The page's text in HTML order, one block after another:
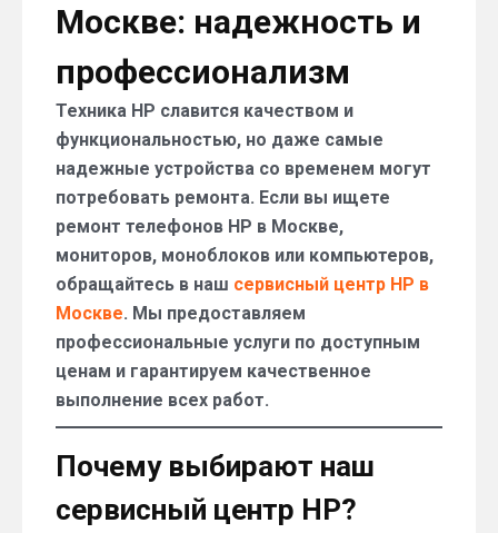
Москве: надежность и
профессионализм ️️
Техника HP славится качеством и
функциональностью, но даже самые
надежные устройства со временем могут
потребовать ремонта. Если вы ищете
ремонт телефонов HP в Москве,
мониторов, моноблоков или компьютеров,
обращайтесь в наш сервисный центр HP в
Москве. Мы предоставляем
профессиональные услуги по доступным
ценам и гарантируем качественное
выполнение всех работ.
Почему выбирают наш
сервисный центр HP?